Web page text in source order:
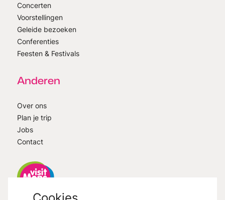
Concerten
Voorstellingen
Geleide bezoeken
Conferenties
Feesten & Festivals
Anderen
Over ons
Plan je trip
Jobs
Contact